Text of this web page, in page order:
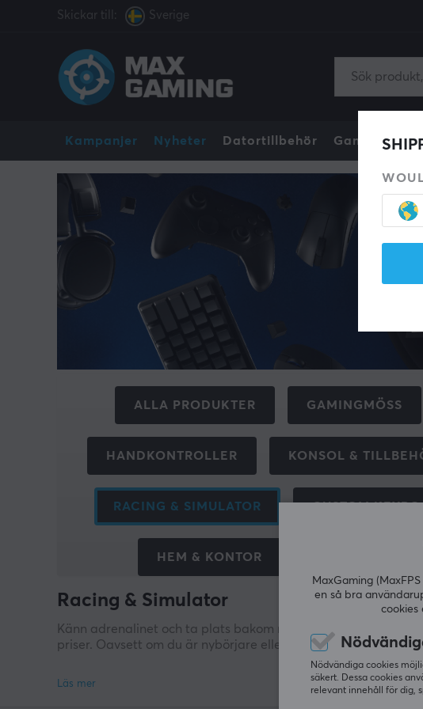
Skickar till: Sverige
Kampanjer Nyheter Datortillbehör Gamingdator
ALLA PRODUKTER GAMINGMÖSS
HANDKONTROLLER KONSOL &
RACING & SIMULATOR CUSTOM
HEM & KONTOR
Racing & Simulator
Känn adrenalinet och ta plats bakom ratten - utan att
priser. Oavsett om du är nybörjare eller en erfaren virtuell
Utforska rattar med force feedback, pedaler med precision,
Gör dig redo för nästa varv, till årets bästa pris!
MaxGaming
en så bra
cookies
Nödvändiga cookies
säkert. Dessa cookies
relevant innehåll för dig,